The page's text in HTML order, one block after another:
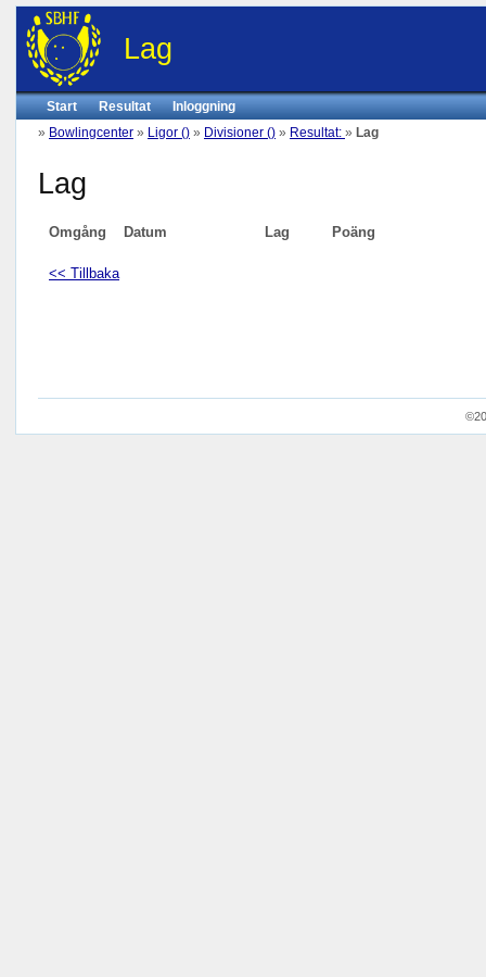
Lag
Start Resultat
Inloggning
» Bowlingcenter » Ligor () » Divisioner () » Resultat: » Lag
Lag
Omgång Datum Lag Poäng
<< Tillbaka